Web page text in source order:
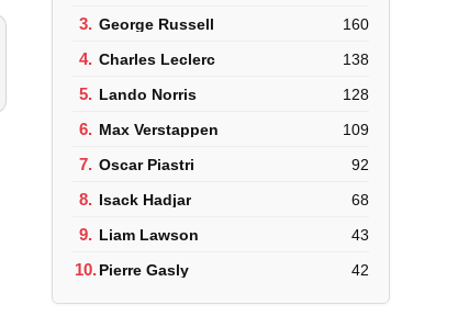
3. George Russell 160
4. Charles Leclerc 138
5. Lando Norris 128
6. Max Verstappen 109
7. Oscar Piastri 92
8. Isack Hadjar 68
9. Liam Lawson 43
10.Pierre Gasly 42